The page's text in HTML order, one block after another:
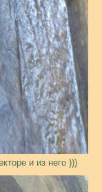
и из него )))